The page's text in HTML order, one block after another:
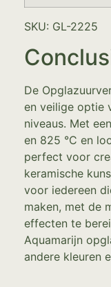
SKU: GL-2225
De
en veilige optie
niveaus. Met
en 825 °C en
perfect voor
keramische
voor iedereen
maken, met de
effecten te
Aquamarijn
andere kleuren